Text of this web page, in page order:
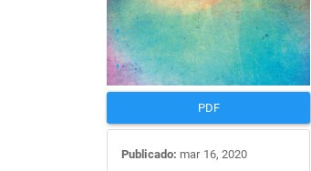
PDF
Publicado: mar 16, 2020